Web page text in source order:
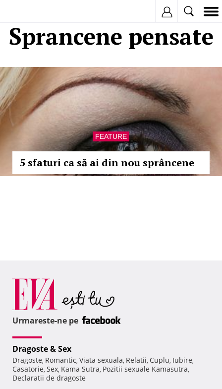
Sprancene pensate
FEATURE
5 sfaturi ca să ai din nou sprâncene
Urmareste-ne pe
Dragoste & Sex
Dragoste, Romantic, Viata sexuala, Relatii, Cuplu, Iubire,
Casatorie, Sex, Kama Sutra, Pozitii sexuale Kamasutra,
Declaratii de dragoste